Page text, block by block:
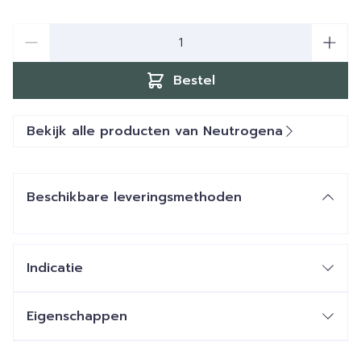
Bestel
Bekijk alle producten van Neutrogena
Beschikbare leveringsmethoden
Indicatie
Eigenschappen